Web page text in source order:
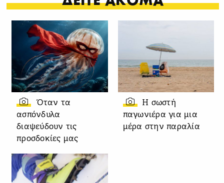
Όταν τα
ασπόνδυλα
διαψεύδουν τις
προσδοκίες μας
Η σωστή
παγωνιέρα για μια
μέρα στην παραλία